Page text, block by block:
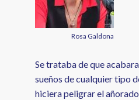
Rosa Galdona
Se trataba de que
sueños de cualquier tipo
hiciera peligrar el